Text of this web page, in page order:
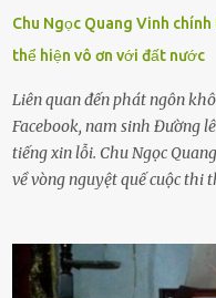
để được giúp đỡ thì có thể
có biết gì đâu Nhiều người
lầm, thì họ cũng không trách
không dạy con cẩn...
Chu Ngọc Quang Vinh
thể hiện vô ơn với đất nước
Liên quan đến phát ngôn
Facebook, nam sinh Đường
tiếng xin lỗi. Chu Ngọc
về vòng nguyệt quế cuộc thi
chưa phù hợp, gây xôn xao,
Trường THPT Chuyên